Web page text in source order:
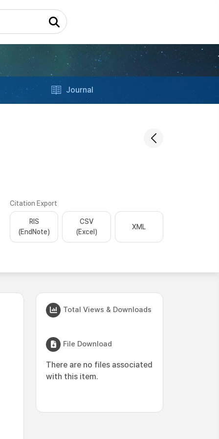
Journal
Citation Export
RIS
(EndNote)
CSV
(Excel)
XML
Total Views & Downloads
File Download
There are no files associated
with this item.